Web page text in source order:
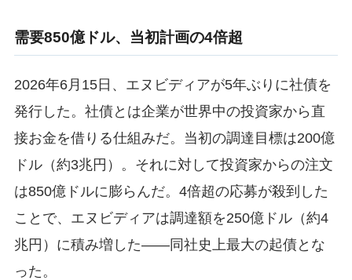
需要850億ドル、当初計画の4倍超
2026年6月15日、エヌビディアが5年ぶりに社債を
発行した。社債とは企業が世界中の投資家から直
接お金を借りる仕組みだ。当初の調達目標は200億
ドル（約3兆円）。それに対して投資家からの注文
は850億ドルに膨らんだ。4倍超の応募が殺到した
ことで、エヌビディアは調達額を250億ドル（約4
兆円）に積み増した——同社史上最大の起債とな
った。